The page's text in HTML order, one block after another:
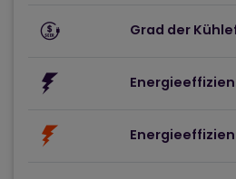
Grad der